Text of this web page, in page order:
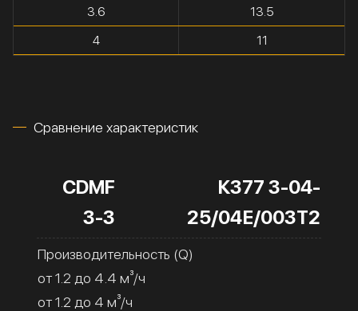
3.6
13.5
4
11
Сравнение характеристик
CDMF
3-3
К377 3-04-
25/04Е/003Т2
Производительность (Q)
от 1.2 до 4.4 м³/ч
от 1.2 до 4 м³/ч